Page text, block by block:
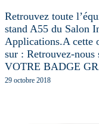
Retrouvez toute
stand A55 du Salon
Applications.A cette
sur : Retrouvez-
VOTRE BADGE
29 octobre 2018